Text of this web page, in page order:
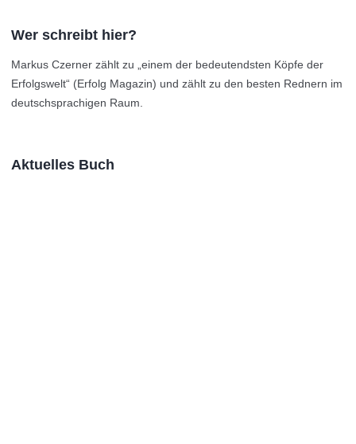
Wer schreibt hier?
Markus Czerner zählt zu „einem der bedeutendsten Köpfe der
Erfolgswelt“ (Erfolg Magazin) und zählt zu den besten Rednern im
deutschsprachigen Raum.
Aktuelles Buch